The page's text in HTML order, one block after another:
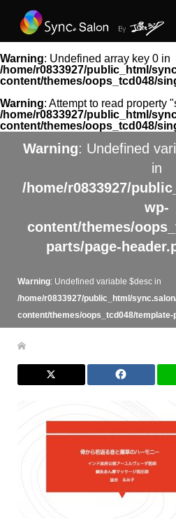
Warning: Undefined array key 0 in
/home/r0833927/public_html/
content/themes/oops_tcd048/
Warning: Attempt to read property
/home/r0833927/public_html/
content/themes/oops_tcd048/
Warning: Undefined
in
/home/r0833927/
wp-
content/themes/
parts/page-
Warning: Undefined variable $desc in
/home/r0833927/public_html/
content/themes/oops_tcd048/template-